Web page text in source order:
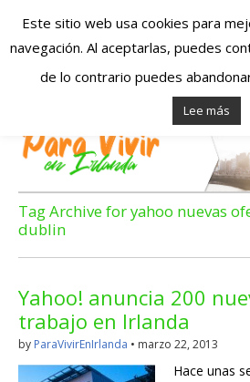
Españoles
Irlanda –
Irlanda –
en Irlanda
Irlanda
Blog dedicado a los que viven,
Irlanda!
Tag Archive for yahoo nuevas
dublin
Yahoo! anuncia 200
trabajo en Irlanda
by ParaVivirEnIrlanda • marzo 22, 2013
Hace unas
Este sitio web usa cookies para
navegación. Al aceptarlas, puedes
de lo contrario puedes
Lee más